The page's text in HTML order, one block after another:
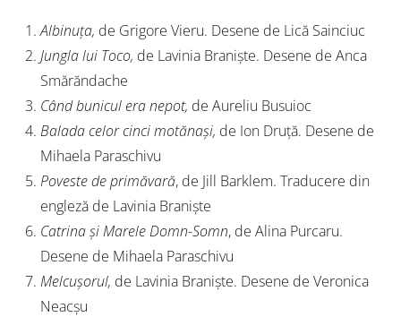
Albinuța, de Grigore Vieru. Desene de Lică Sainciuc
Jungla lui Toco, de Lavinia Braniște. Desene de Anca
Smărăndache
Când bunicul era nepot, de Aureliu Busuioc
Balada celor cinci motănași, de Ion Druță. Desene de
Mihaela Paraschivu
Poveste de primăvară, de Jill Barklem. Traducere din
engleză de Lavinia Braniște
Catrina și Marele Domn-Somn, de Alina Purcaru.
Desene de Mihaela Paraschivu
Melcușorul, de Lavinia Braniște. Desene de Veronica
Neacșu